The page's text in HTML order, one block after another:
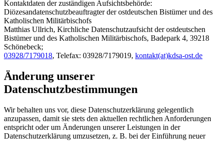
Kontaktdaten der zuständigen Aufsichtsbehörde:
Diözesandatenschutzbeauftragter der ostdeutschen Bistümer und des
Katholischen Militärbischofs
Matthias Ullrich, Kirchliche Datenschutzaufsicht der ostdeutschen
Bistümer und des Katholischen Militärbischofs, Badepark 4, 39218
Schönebeck;
03928/7179018, Telefax: 03928/7179019, kontakt(at)kdsa-ost.de
Änderung unserer
Datenschutzbestimmungen
Wir behalten uns vor, diese Datenschutzerklärung gelegentlich
anzupassen, damit sie stets den aktuellen rechtlichen Anforderungen
entspricht oder um Änderungen unserer Leistungen in der
Datenschutzerklärung umzusetzen, z. B. bei der Einführung neuer